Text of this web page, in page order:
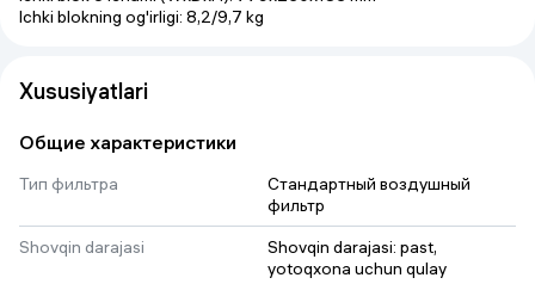
Ichki blokning og'irligi: 8,2/9,7 kg
Xususiyatlari
Общие характеристики
Тип фильтра
Стандартный воздушный
фильтр
Shovqin darajasi
Shovqin darajasi: past,
yotoqxona uchun qulay